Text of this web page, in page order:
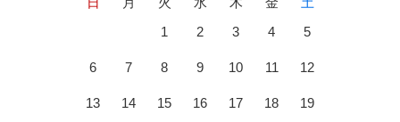
1
2 3 4 5
6 7 8 9 10 11 12
13 14 15 16 17 18 19